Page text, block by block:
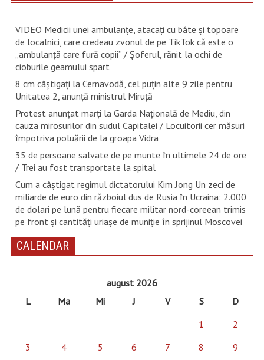
VIDEO Medicii unei ambulanțe, atacați cu bâte și topoare
de localnici, care credeau zvonul de pe TikTok că este o
„ambulanță care fură copii” / Șoferul, rănit la ochi de
cioburile geamului spart
8 cm câștigați la Cernavodă, cel puțin alte 9 zile pentru
Unitatea 2, anunță ministrul Miruță
Protest anunțat marți la Garda Națională de Mediu, din
cauza mirosurilor din sudul Capitalei / Locuitorii cer măsuri
împotriva poluării de la groapa Vidra
35 de persoane salvate de pe munte în ultimele 24 de ore
/ Trei au fost transportate la spital
Cum a câștigat regimul dictatorului Kim Jong Un zeci de
miliarde de euro din războiul dus de Rusia în Ucraina: 2.000
de dolari pe lună pentru fiecare militar nord-coreean trimis
pe front și cantități uriașe de muniție în sprijinul Moscovei
CALENDAR
august 2026
L
Ma Mi J V S
D
1
2
3
4 5 6 7 8
9